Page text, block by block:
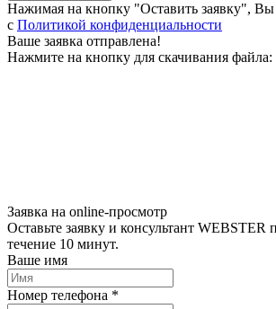
Нажимая на кнопку "Оставить заявку", Вы
c Политикой конфиденциальности
Ваше заявка отправлена!
Нажмите на кнопку для скачивания файла:
Заявка на online-просмотр
Оставьте заявку и консультант WEBSTER
течение 10 минут.
Ваше имя
Номер телефона *